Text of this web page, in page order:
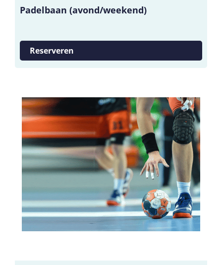
Padelbaan (avond/weekend)
Reserveren